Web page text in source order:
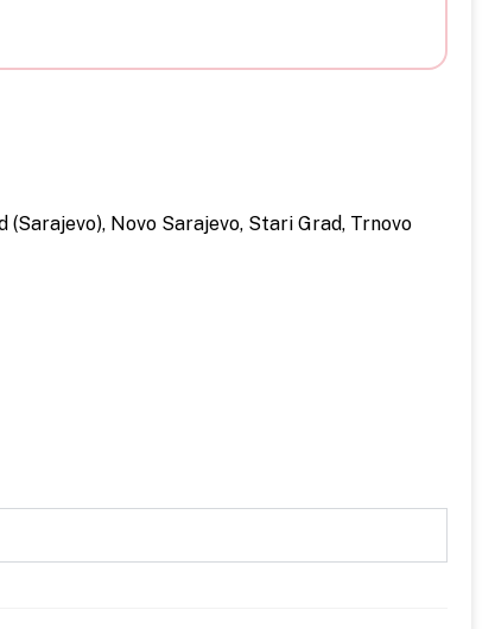
(Sarajevo), Novo Sarajevo, Stari Grad, Trnovo